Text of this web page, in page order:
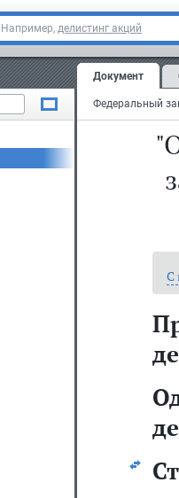
Например, делистинг акций
Документ
С